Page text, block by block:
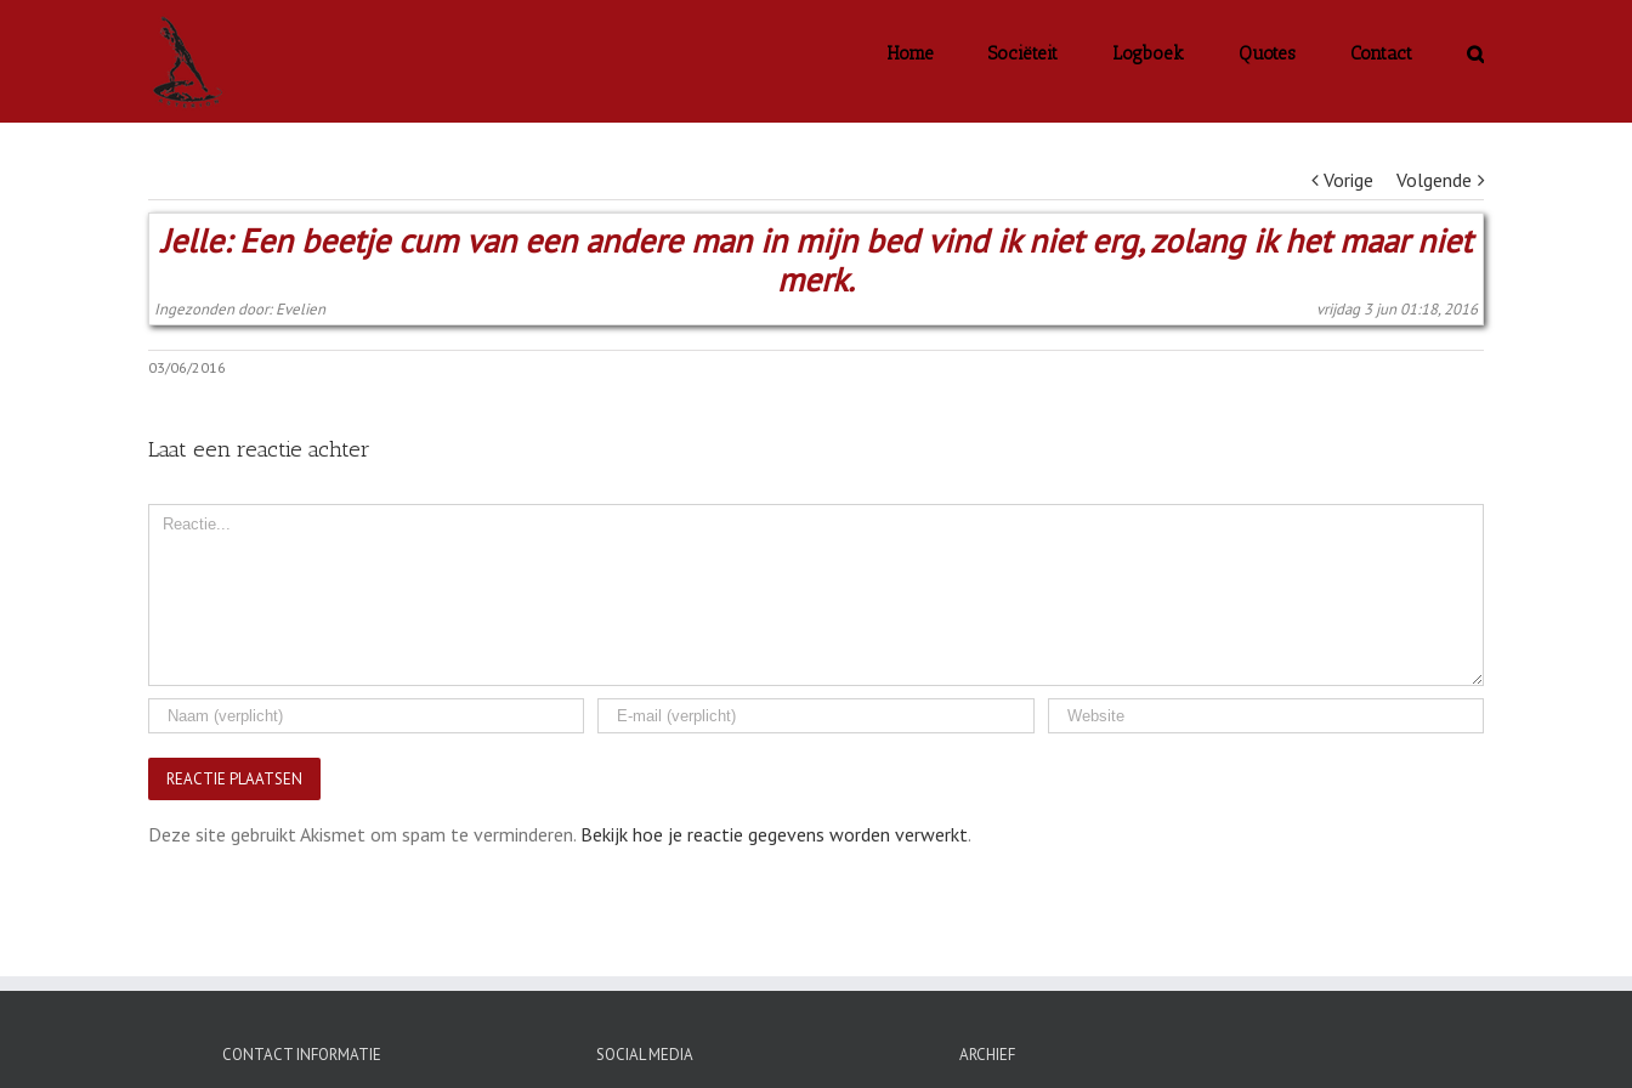
Home Sociëteit Logboek Quotes Contact
Vorige Volgende
Jelle: Een beetje cum van een andere man in mijn bed vind ik niet erg, zolang ik het maar niet
merk.
Ingezonden door: Evelien vrijdag 3 jun 01:18, 2016
03/06/2016
Laat een reactie achter
Comment
Deze site gebruikt Akismet om spam te verminderen. Bekijk hoe je reactie gegevens worden verwerkt.
CONTACT INFORMATIE SOCIAL MEDIA ARCHIEF